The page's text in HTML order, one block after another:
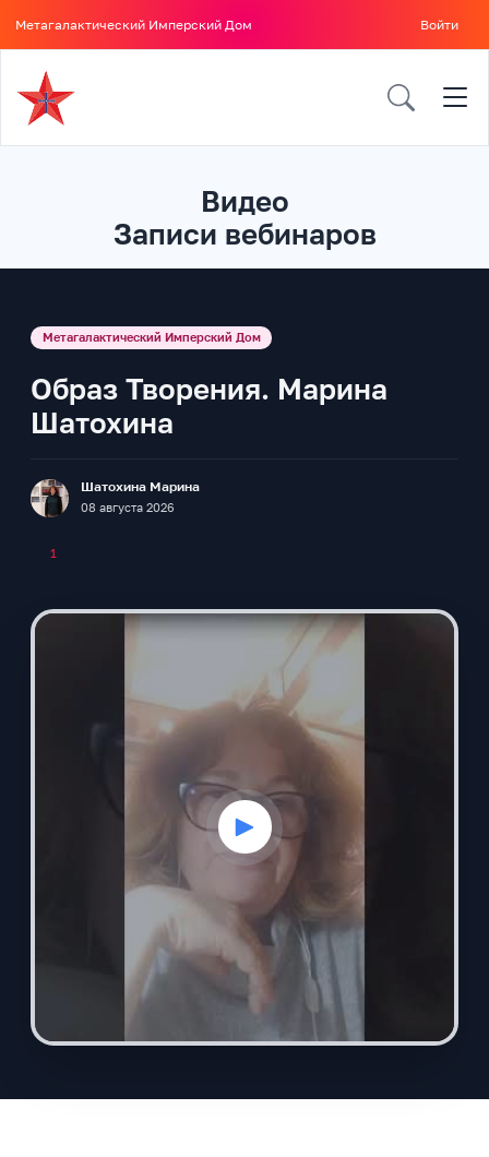
Метагалактический Имперский Дом Войти
Видео
Записи вебинаров
Метагалактический Имперский Дом
Образ Творения. Марина
Шатохина
F Шатохина Марина
08 августа 2026
1